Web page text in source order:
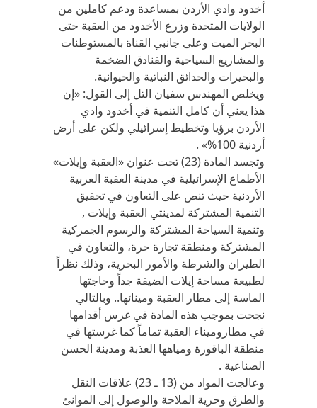
أخدود وادي الأردن بمساعدة ودعم كاملين من
الولايات المتحدة وزرع الأخدود من العقبة حتى
البحر الميت وعلى جانبي القناة بالمستوطنات
والمشاريع السياحية والفنادق الضخمة
والبحيرات والحدائق النباتية والحيوانية.
ويخلص المهندس سفيان التل إلى القول: «إن
هذا يعني أن كامل التنمية في أخدود وادي
الأردن برؤيا وتخطيط إسرائيلي ولكن على أرض
أردنية 100%» .
وتجسد المادة (23) تحت عنوان «العقبة وإيلات»
الأطماع الإسرائيلية في مدينة العقبة العربية
الأردنية حيث تنص على التعاون في تحقيق
التنمية المشتركة لمدينتي العقبة وإيلات ,
وتنمية السياحة المشتركة والرسوم الجمركية
المشتركة ومنطقة تجارة حرة، والتعاون في
الطيران والشرطة والأمور البحرية، وذلك نظراً
لطبيعة مساحة إيلات الضيقة جداً وحاجتها
الماسة إلى مطار العقبة ومينائها.. وبالتالي
نجحت بموجب هذه المادة في غرس أقدامها
في مطاروميناء العقبة تماماً كما غرستها في
منطقة الباقورة ومياهها العذبة ومدينة الحسن
الصناعية .
وعالجت المواد من (13 ـ 23) علاقات النقل
والطرق وحرية الملاحة والوصول إلى الموانئ